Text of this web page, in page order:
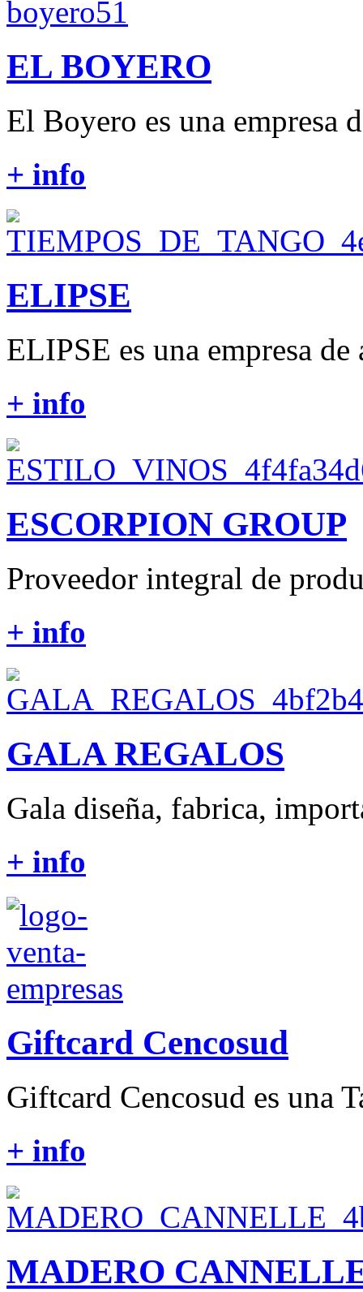
EL BOYERO
El Boyero es una empresa
+ info
ELIPSE
ELIPSE es una empresa
+ info
ESCORPION GROUP
Proveedor integral de
+ info
GALA REGALOS
Gala diseña, fabrica,
+ info
Giftcard Cencosud
Giftcard Cencosud es una
+ info
MADERO